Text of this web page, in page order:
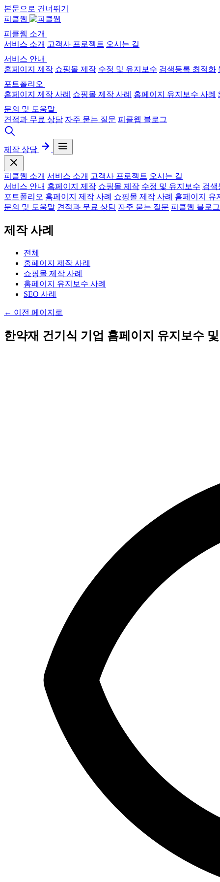
본문으로 건너뛰기
피클웹
피클웹 소개
서비스 소개 고객사 프로젝트 오시는 길
서비스 안내
홈페이지 제작 쇼핑몰 제작 수정 및 유지보수 검색등록 최적화
포트폴리오
홈페이지 제작 사례 쇼핑몰 제작 사례 홈페이지 유지보수 사례
문의 및 도움말
견적과 무료 상담 자주 묻는 질문 피클웹 블로그
제작 상담
피클웹 소개 서비스 소개 고객사 프로젝트 오시는 길
서비스 안내 홈페이지 제작 쇼핑몰 제작 수정 및 유지보수 검색
포트폴리오 홈페이지 제작 사례 쇼핑몰 제작 사례 홈페이지 유
문의 및 도움말 견적과 무료 상담 자주 묻는 질문 피클웹 블로그
제작 사례
전체
홈페이지 제작 사례
쇼핑몰 제작 사례
홈페이지 유지보수 사례
SEO 사례
← 이전 페이지로
한약재 건기식 기업 홈페이지 유지보수